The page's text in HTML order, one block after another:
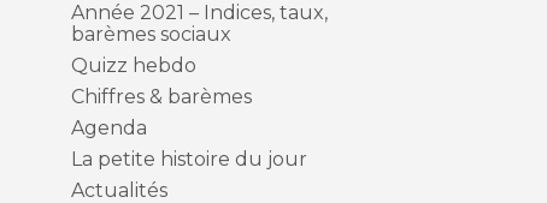
Année 2021 – Indices, taux,
barèmes sociaux
Quizz hebdo
Chiffres & barèmes
Agenda
La petite histoire du jour
Actualités